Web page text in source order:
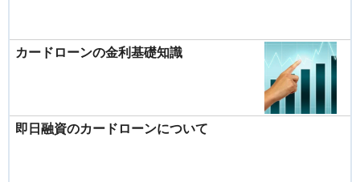
カードローンの金利基礎知識
即日融資のカードローンについて